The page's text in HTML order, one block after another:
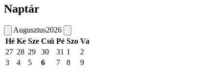
Naptár
Augusztus2026
Hé Ke Sze Csü Pé Szo Va
27 28 29 30 31 1
2
3
4 5 6 7 8
9